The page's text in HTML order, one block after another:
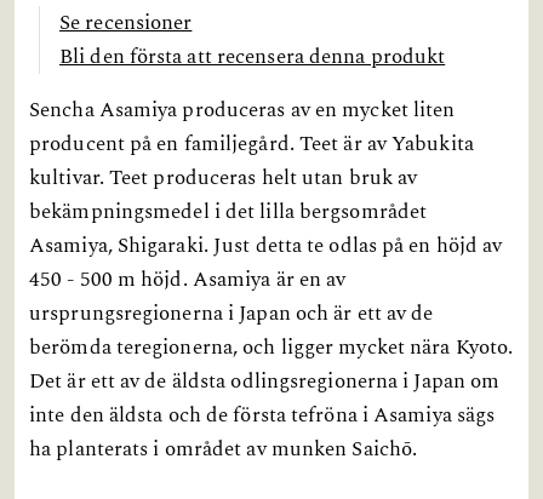
Se recensioner
Bli den första att recensera denna produkt
Sencha Asamiya produceras av en mycket liten
producent på en familjegård. Teet är av Yabukita
kultivar. Teet produceras helt utan bruk av
bekämpningsmedel i det lilla bergsområdet
Asamiya, Shigaraki. Just detta te odlas på en höjd av
450 - 500 m höjd. Asamiya är en av
ursprungsregionerna i Japan och är ett av de
berömda teregionerna, och ligger mycket nära Kyoto.
Det är ett av de äldsta odlingsregionerna i Japan om
inte den äldsta och de första tefröna i Asamiya sägs
ha planterats i området av munken Saichō.